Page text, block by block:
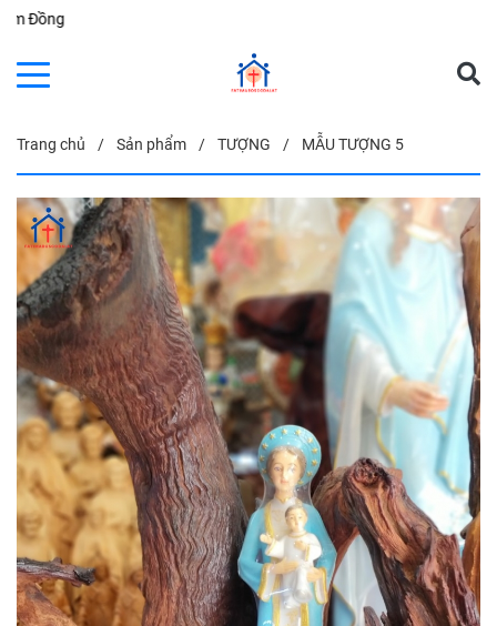
Trang chủ Sản phẩm TƯỢNG MẪU TƯỢNG 5